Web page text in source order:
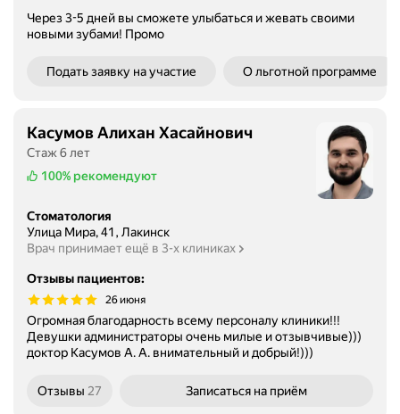
Через 3-5 дней вы сможете улыбаться и жевать своими
новыми зубами! Промо
Подать заявку на участие О льготной программе
Касумов Алихан Хасайнович
Стаж 6 лет
100% рекомендуют
Стоматология
Улица Мира, 41, Лакинск
Врач принимает ещё в 3-х клиниках
Отзывы пациентов:
26 июня
Огромная благодарность всему персоналу клиники!!!
Девушки администраторы очень милые и отзывчивые)))
доктор Касумов А. А. внимательный и добрый!)))
Отзывы 27 Записаться на приём